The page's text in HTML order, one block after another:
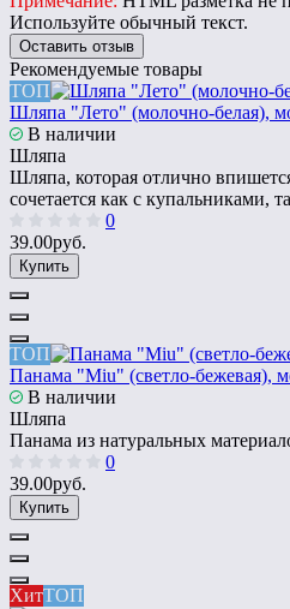
Используйте обычный текст.
Оставить отзыв
Рекомендуемые товары
ТОП
Шляпа "Лето" (молочно-белая),
В наличии
Шляпа
Шляпа, которая отлично
сочетается как с купальниками,
0
39.00руб.
Купить
ТОП
Панама "Miu" (светло-бежевая),
В наличии
Шляпа
Панама из натуральных
0
39.00руб.
Купить
ХитТОП